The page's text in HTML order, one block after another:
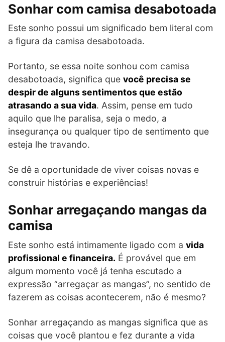
Sonhar com camisa desabotoada
Este sonho possui um significado bem literal com
a figura da camisa desabotoada.
Portanto, se essa noite sonhou com camisa
desabotoada, significa que você precisa se
despir de alguns sentimentos que estão
atrasando a sua vida. Assim, pense em tudo
aquilo que lhe paralisa, seja o medo, a
insegurança ou qualquer tipo de sentimento que
esteja lhe travando.
Se dê a oportunidade de viver coisas novas e
construir histórias e experiências!
Sonhar arregaçando mangas da
camisa
Este sonho está intimamente ligado com a vida
profissional e financeira. É provável que em
algum momento você já tenha escutado a
expressão “arregaçar as mangas”, no sentido de
fazerem as coisas acontecerem, não é mesmo?
Sonhar arregaçando as mangas significa que as
coisas que você plantou e fez durante a vida